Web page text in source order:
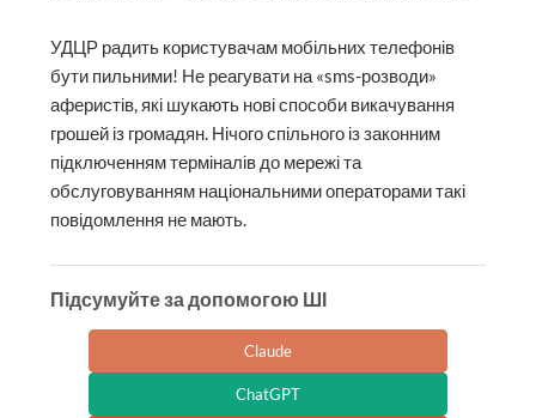
УДЦР радить користувачам мобільних телефонів
бути пильними! Не реагувати на «sms-розводи»
аферистів, які шукають нові способи викачування
грошей із громадян. Нічого спільного із законним
підключенням терміналів до мережі та
обслуговуванням національними операторами такі
повідомлення не мають.
Підсумуйте за допомогою ШІ
Claude
ChatGPT